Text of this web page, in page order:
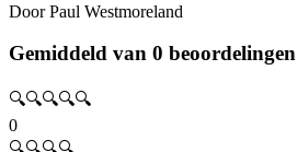
Door Paul Westmoreland
Gemiddeld van 0 beoordelingen
🔍🔍🔍🔍🔍
0